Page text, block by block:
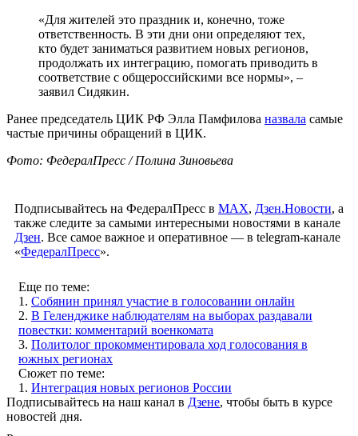
«Для жителей это праздник и, конечно, тоже
ответственность. В эти дни они определяют тех,
кто будет заниматься развитием новых регионов,
продолжать их интеграцию, помогать приводить в
соответствие с общероссийскими все нормы», –
заявил Сидякин.
Ранее председатель ЦИК РФ Элла Памфилова назвала самые
частые причины обращений в ЦИК.
Фото: ФедералПресс / Полина Зиновьева
Подписывайтесь на ФедералПресс в МАХ, Дзен.Новости, а
также следите за самыми интересными новостями в канале
Дзен. Все самое важное и оперативное — в telegram-канале
«ФедералПресс».
Еще по теме:
1. Собянин принял участие в голосовании онлайн
2. В Геленджике наблюдателям на выборах раздавали
повестки: комментарий военкомата
3. Политолог прокомментировала ход голосования в
южных регионах
Сюжет по теме:
1. Интеграция новых регионов России
Подписывайтесь на наш канал в Дзене, чтобы быть в курсе
новостей дня.